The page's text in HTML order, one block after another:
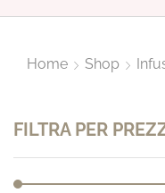
Home Shop
FILTRA PER